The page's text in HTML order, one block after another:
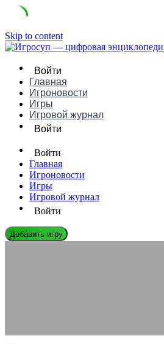
Skip to content
Войти
Главная
Игроновости
Игры
Игровой журнал
Войти
Войти
Главная
Игроновости
Игры
Игровой журнал
Войти
Добавить игру